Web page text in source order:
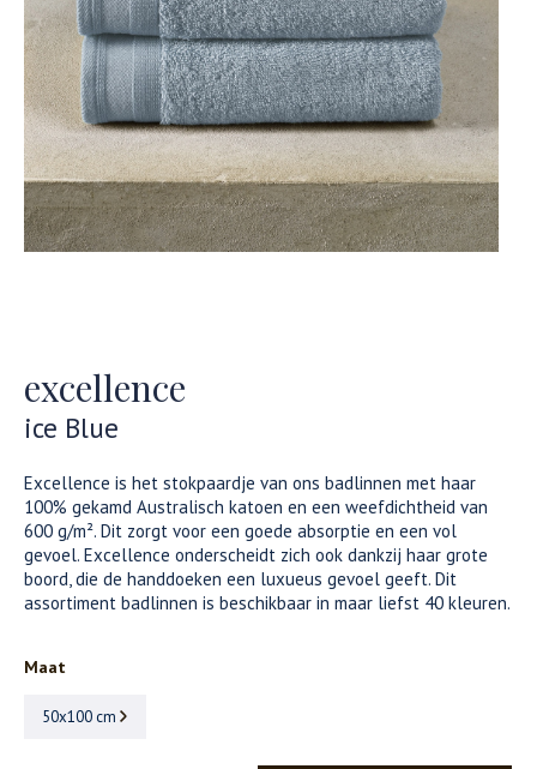
excellence
ice Blue
Excellence is het stokpaardje van ons badlinnen met haar
100% gekamd Australisch katoen en een weefdichtheid van
600 g/m². Dit zorgt voor een goede absorptie en een vol
gevoel. Excellence onderscheidt zich ook dankzij haar grote
boord, die de handdoeken een luxueus gevoel geeft. Dit
assortiment badlinnen is beschikbaar in maar liefst 40 kleuren.
Maat
50x100 cm